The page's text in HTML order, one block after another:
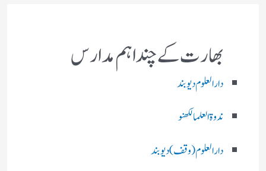
بھارت کے چند اہم مدارس
دارالعلوم دیوبند
ندوۃالعلما لکھنو
دارالعلوم (وقف)دیوبند